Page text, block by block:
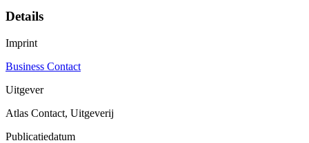
Details
Imprint
Business Contact
Uitgever
Atlas Contact, Uitgeverij
Publicatiedatum